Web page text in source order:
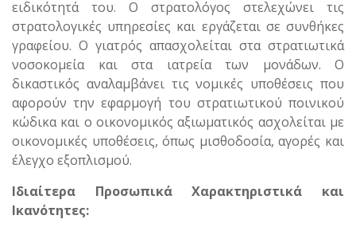
ειδικότητά του. Ο στρατολόγος στελεχώνει τις
στρατολογικές υπηρεσίες και εργάζεται σε συνθήκες
γραφείου. Ο γιατρός απασχολείται στα στρατιωτικά
νοσοκομεία και στα ιατρεία των μονάδων. Ο
δικαστικός αναλαμβάνει τις νομικές υποθέσεις που
αφορούν την εφαρμογή του στρατιωτικού ποινικού
κώδικα και ο οικονομικός αξιωματικός ασχολείται με
οικονομικές υποθέσεις, όπως μισθοδοσία, αγορές και
έλεγχο εξοπλισμού.
Ιδιαίτερα Προσωπικά Χαρακτηριστικά και
Ικανότητες: